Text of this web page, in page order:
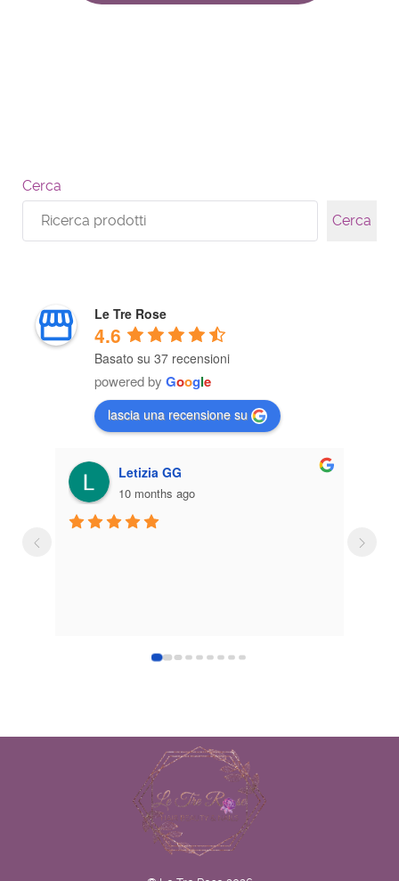
Cerca
Cerca
Le Tre Rose
4.6
Basato su 37 recensioni
powered by Google
lascia una recensione su
Letizia GG
10 months ago
Brave brave